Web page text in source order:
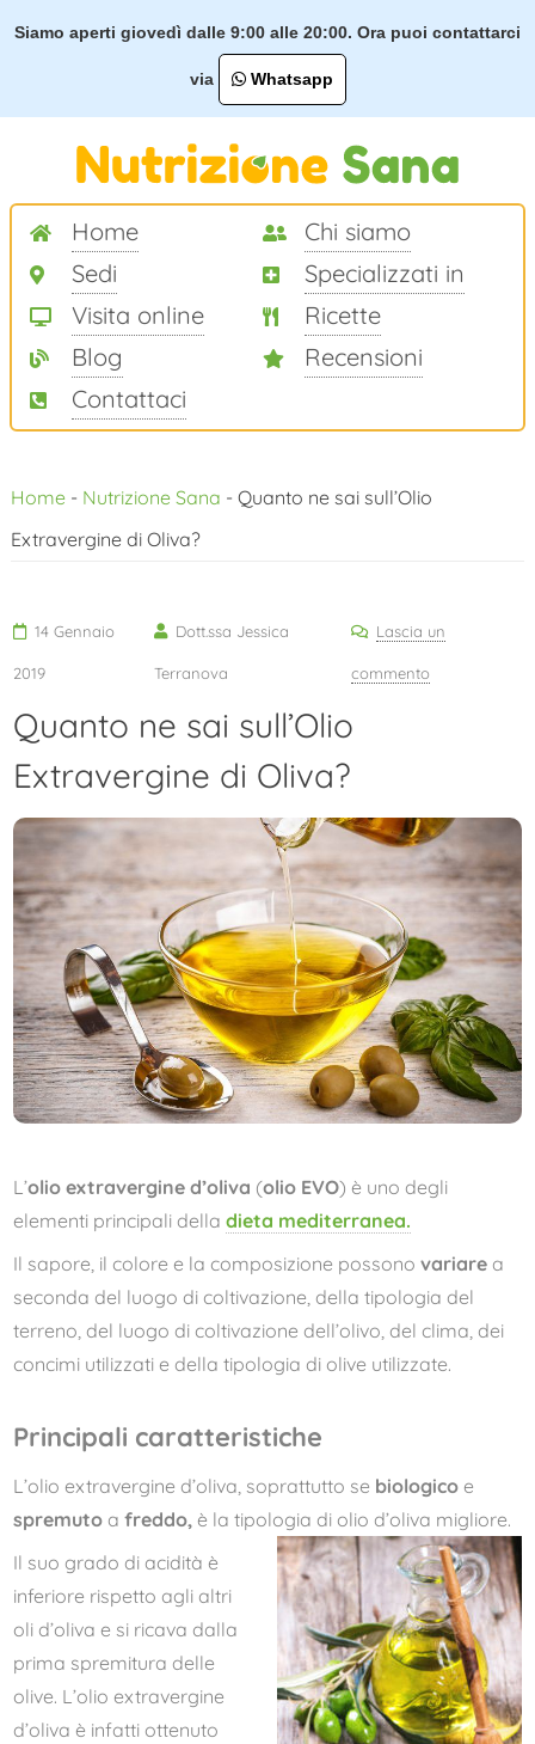
Siamo aperti giovedì dalle 9:00 alle 20:00. Ora puoi contattarci
via Whatsapp
Home
Chi siamo
Sedi
Specializzati in
Visita online
Ricette
Blog
Recensioni
Contattaci
al
contenuto
Home- Nutrizione Sana - Quanto ne sai sull’Olio
Extravergine di Oliva?
14 Gennaio
2019
Dott.ssa Jessica
Terranova
Lascia un
commentosu
sull’Olio
Extravergine
Oliva?
Quanto ne sai sull’Olio
Extravergine di Oliva?
L’olio extravergine d’oliva (olio EVO) è uno degli
elementi principali delladieta mediterranea.
Il sapore, il colore e la composizione possonovariare a
seconda del luogo di coltivazione, della tipologia del
terreno, del luogo di coltivazione dell’olivo, del clima, dei
concimi utilizzati e della tipologia di olive utilizzate.
Principali caratteristiche
L’olio extravergine d’oliva, soprattutto se biologico e
spremuto afreddo, è la tipologia di olio d’oliva migliore.
Il suo grado di acidità è
inferiore rispetto agli altri
oli d’oliva e si ricava dalla
prima spremitura delle
olive. L’olio extravergine
d’oliva è infatti ottenuto